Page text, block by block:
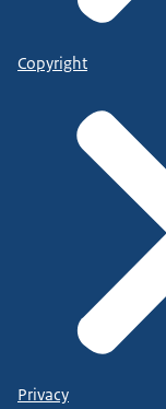
Copyright
Privacy